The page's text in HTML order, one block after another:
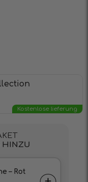
Kostenlose lieferung